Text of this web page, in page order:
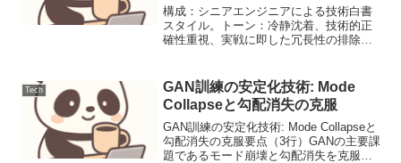
構成：シニアエンジニアによる技術白書
スタイル。トーン：冷静沈着、技術的正
確性重視、実戦に即した冗長性の排除。
切に配置。視覚化：Merma...
Tech
GAN訓練の安定化技術: Mode
Collapseと勾配消失の克服
GAN訓練の安定化技術: Mode Collapseと
勾配消失の克服要点（3行）GANの主要課
題であるモード崩壊と勾配消失を克服